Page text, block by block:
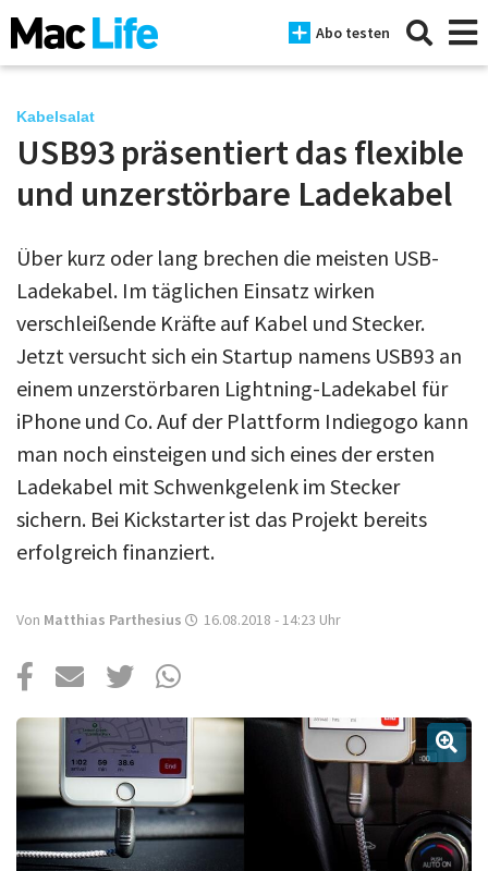
Abo testen
News
Mac
iPad
Tests
Tipps
Magazine
Über uns
Podcast
Kabelsalat
USB93 präsentiert das flexible
und unzerstörbare Ladekabel
Über kurz oder lang brechen die meisten USB-
Ladekabel. Im täglichen Einsatz wirken
verschleißende Kräfte auf Kabel und Stecker.
Jetzt versucht sich ein Startup namens USB93 an
einem unzerstörbaren Lightning-Ladekabel für
iPhone und Co. Auf der Plattform Indiegogo kann
man noch einsteigen und sich eines der ersten
Ladekabel mit Schwenkgelenk im Stecker
sichern. Bei Kickstarter ist das Projekt bereits
erfolgreich finanziert.
Von Matthias Parthesius 16.08.2018 - 14:23 Uhr